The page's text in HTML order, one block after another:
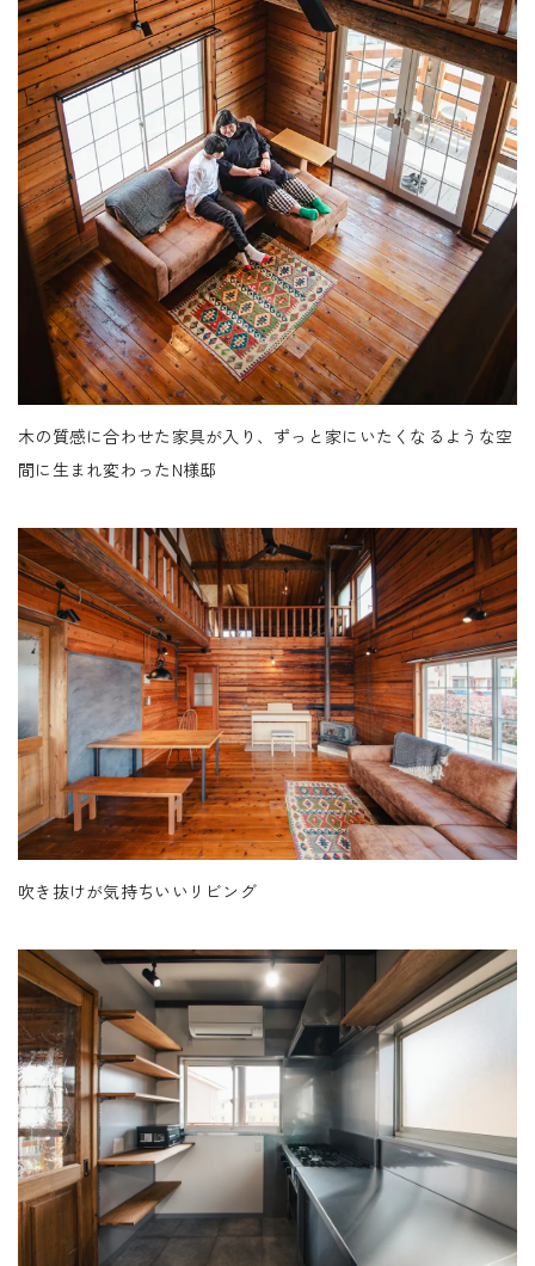
んと本を読んだり、お菓子を作ったりと、木の香りが心
地いいログハウスは、ご家族の暮らしを大きく変えてく
れそうです。
木の質感に合わせた家具が入り、ずっと家にいたくなるような空
間に生まれ変わったN様邸
吹き抜けが気持ちいいリビング